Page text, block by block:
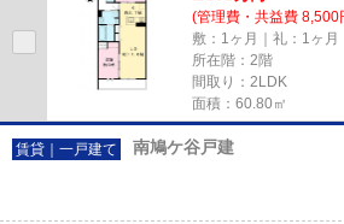
(管理費・共益費 8,500
敷：1ヶ月｜礼：1ヶ月
所在階：2階
間取り：2LDK
面積：60.80㎡
賃貸｜一戸建て 南鳩ケ谷戸建